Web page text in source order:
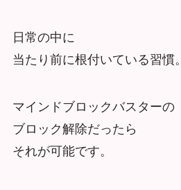
日常の中に
当たり前に根付いている習慣。
マインドブロックバスターの
ブロック解除だったら
それが可能です。